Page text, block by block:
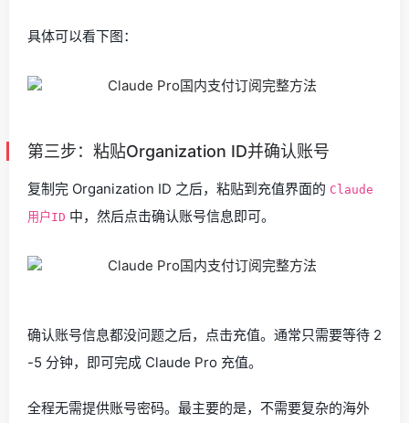
具体可以看下图：
第三步：粘贴Organization ID并确认账号
复制完 Organization ID 之后，粘贴到充值界面的 Claude
用户ID 中，然后点击确认账号信息即可。
确认账号信息都没问题之后，点击充值。通常只需要等待 2
-5 分钟，即可完成 Claude Pro 充值。
全程无需提供账号密码。最主要的是，不需要复杂的海外